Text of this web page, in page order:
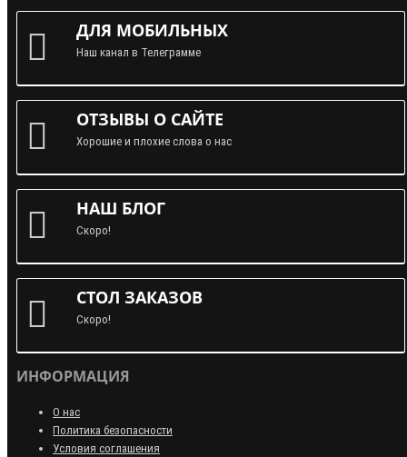
ДЛЯ МОБИЛЬНЫХ
Наш канал в Телеграмме
ОТЗЫВЫ О САЙТЕ
Хорошие и плохие слова о нас
НАШ БЛОГ
Скоро!
СТОЛ ЗАКАЗОВ
Скоро!
ИНФОРМАЦИЯ
О нас
Политика безопасности
Условия соглашения